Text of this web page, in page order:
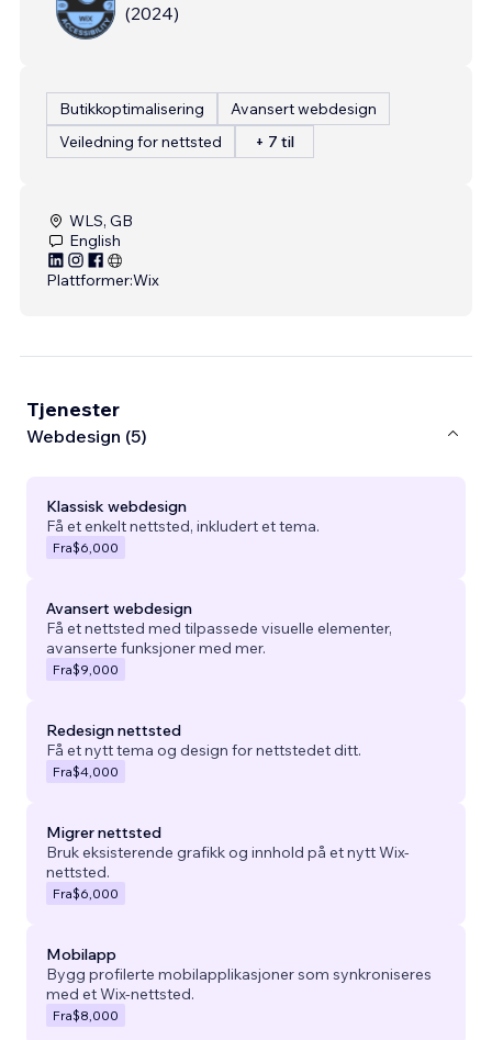
(2024)
Butikkoptimalisering
Avansert webdesign
Veiledning for nettsted
+ 7 til
WLS, GB
English
Plattformer:Wix
Tjenester
Webdesign (5)
Klassisk webdesign
Få et enkelt nettsted, inkludert et tema.
Fra$6,000
Avansert webdesign
Få et nettsted med tilpassede visuelle elementer,
avanserte funksjoner med mer.
Fra$9,000
Redesign nettsted
Få et nytt tema og design for nettstedet ditt.
Fra$4,000
Migrer nettsted
Bruk eksisterende grafikk og innhold på et nytt Wix-
nettsted.
Fra$6,000
Mobilapp
Bygg profilerte mobilapplikasjoner som synkroniseres
med et Wix-nettsted.
Fra$8,000